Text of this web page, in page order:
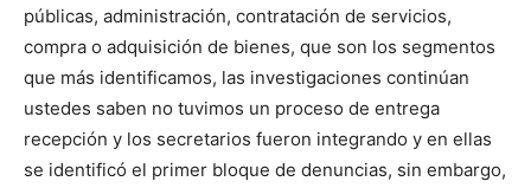
públicas, administración, contratación de servicios,
compra o adquisición de bienes, que son los segmentos
que más identificamos, las investigaciones continúan
ustedes saben no tuvimos un proceso de entrega
recepción y los secretarios fueron integrando y en ellas
se identificó el primer bloque de denuncias, sin embargo,